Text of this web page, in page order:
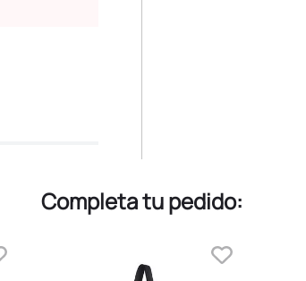
Completa tu pedido: